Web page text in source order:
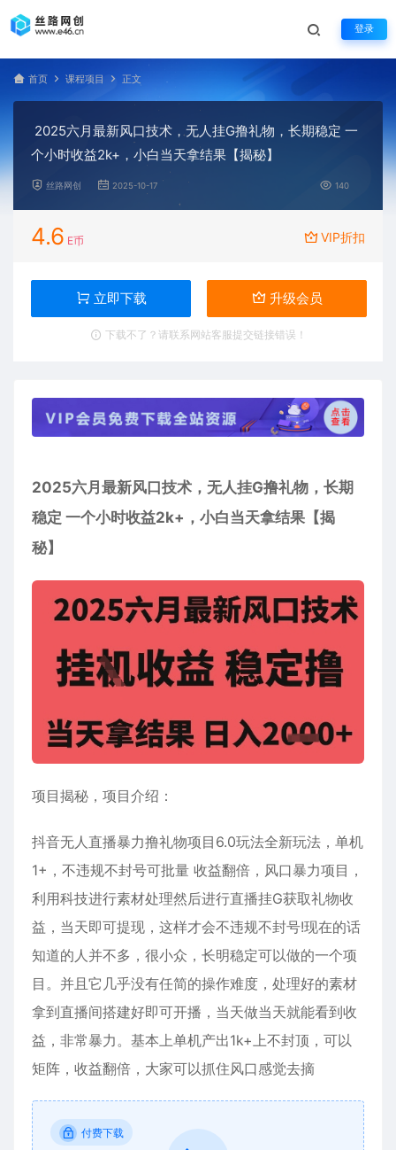
登录
首页 课程项目 正文
2025六月最新风口技术，无人挂G撸礼物，长期稳定 一
个小时收益2k+，小白当天拿结果【揭秘】
丝路网创 2025-10-17 140
4.6 E币 VIP折扣
立即下载 升级会员
下载不了？请联系网站客服提交链接错误！
2025六月最新风口技术，无人挂G撸礼物，长期
稳定 一个小时收益2k+，小白当天拿结果【揭
秘】
项目揭秘，项目介绍：
抖音无人直播暴力撸礼物项目6.0玩法全新玩法，单机
1+，不违规不封号可批量 收益翻倍，风口暴力项目，
利用科技进行素材处理然后进行直播挂G获取礼物收
益，当天即可提现，这样才会不违规不封号!现在的话
知道的人并不多，很小众，长明稳定可以做的一个项
目。并且它几乎没有任简的操作难度，处理好的素材
拿到直播间搭建好即可开播，当天做当天就能看到收
益，非常暴力。基本上单机产出1k+上不封顶，可以
矩阵，收益翻倍，大家可以抓住风口感觉去摘
付费下载